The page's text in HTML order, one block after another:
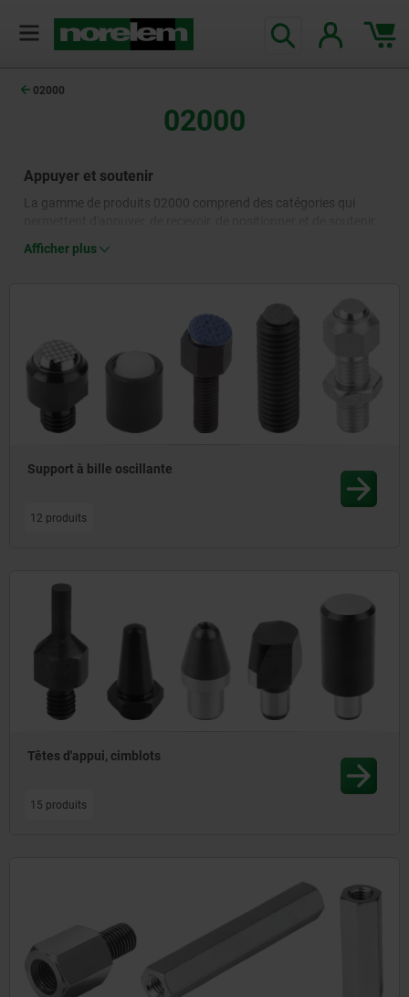
02000
02000
Appuyer et soutenir
La gamme de produits 02000 comprend des catégories qui
d'installations. Les supports à bille oscillante, les têtes d'appui,
composants de machines et de pièces à usiner. Ils sont
disponibles en différents modèles, tailles et matériaux et sont
utilisés dans la construction de machines dans une multitude
d'applications.
Afficher plus
Support à bille oscillante
12 produits
Têtes d'appui, cimblots
15 produits